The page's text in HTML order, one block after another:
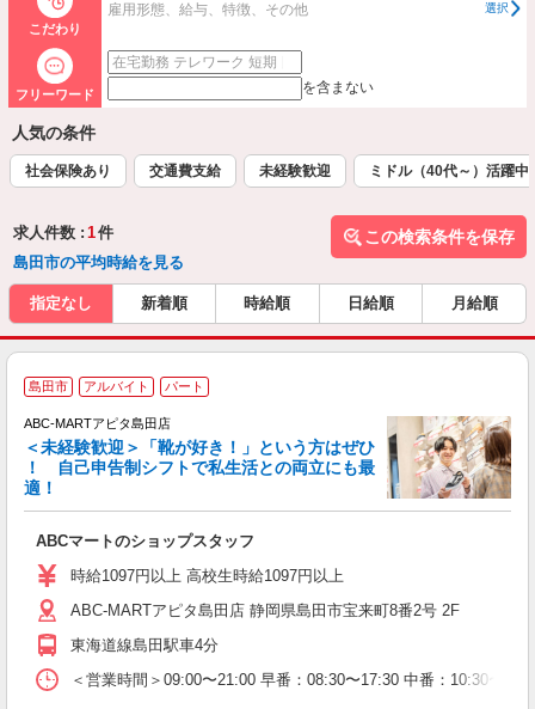
こだわり
雇用形態、給与、特徴、その他 選択
フリーワード を含まない
人気の条件
社会保険あり 交通費支給 未経験歓迎 ミドル（40代～）活躍中
求人件数 : 1件
島田市の平均時給を見る
この検索条件を保存
指定なし 新着順 時給順 日給順 月給順
島田市 アルバイト パート
ABC-MARTアピタ島田店
＜未経験歓迎＞「靴が好き！」という方はぜひ
！ 自己申告制シフトで私生活との両立にも最
適！
ABCマートのショップスタッフ
時給1097円以上 高校生時給1097円以上
ABC-MARTアピタ島田店 静岡県島田市宝来町8番2号 2F
東海道線島田駅車4分
＜営業時間＞09:00〜21:00 早番：08:30〜17:30 中番：10:30〜